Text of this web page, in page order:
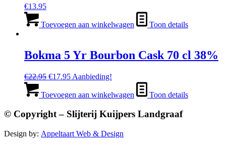
€13.95
Toevoegen aan winkelwagen Toon details
Bokma 5 Yr Bourbon Cask 70 cl 38%
€22.95 Oorspronkelijke
was:
€17.95Huidige
is:
Aanbieding!
Toevoegen aan winkelwagen Toon details
© Copyright – Slijterij Kuijpers Landgraaf
Design by: Appeltaart Web & Design